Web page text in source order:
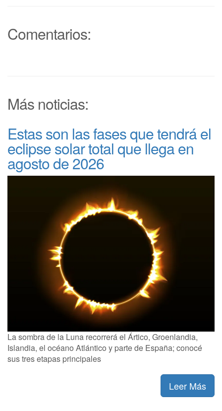
Comentarios:
Más noticias:
Estas son las fases que tendrá el
eclipse solar total que llega en
agosto de 2026
La sombra de la Luna recorrerá el Ártico, Groenlandia,
Islandia, el océano Atlántico y parte de España; conocé
sus tres etapas principales
Leer Más